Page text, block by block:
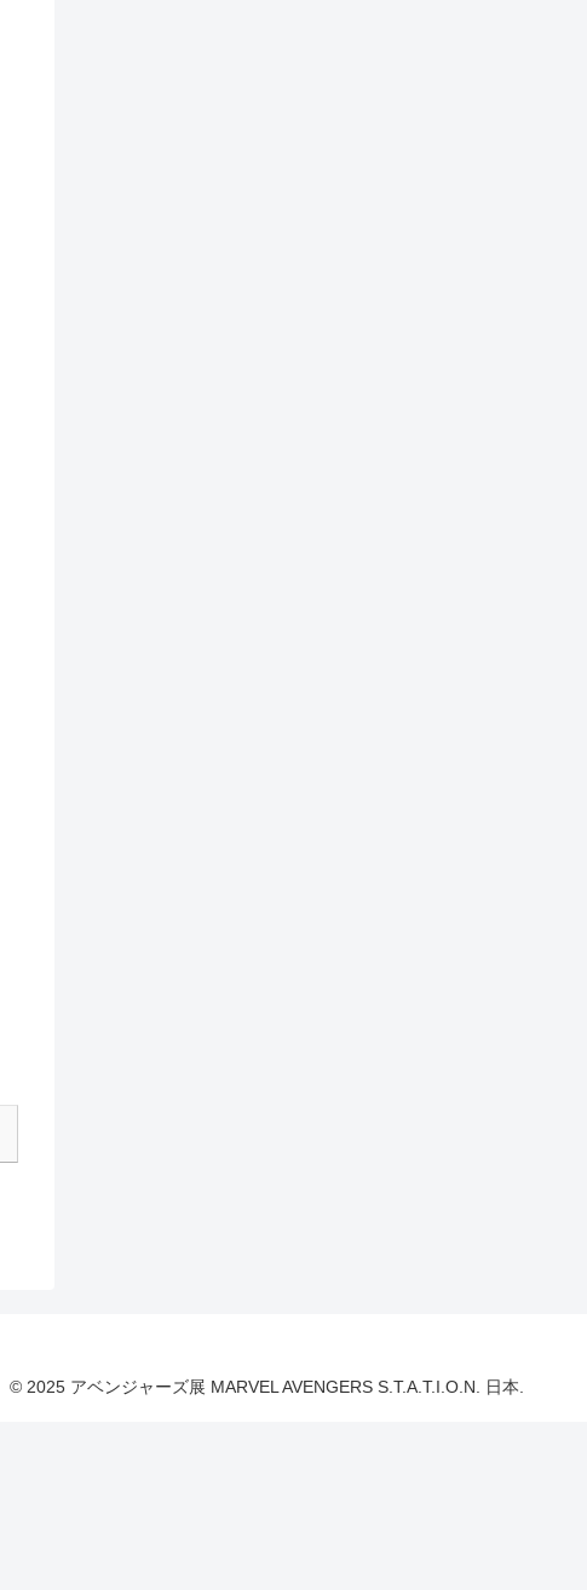
© 2025 アベンジャーズ展 MARVEL AVENGERS S.T.A.T.I.O.N. 日本.